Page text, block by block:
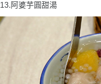
13.阿婆芋圓甜湯